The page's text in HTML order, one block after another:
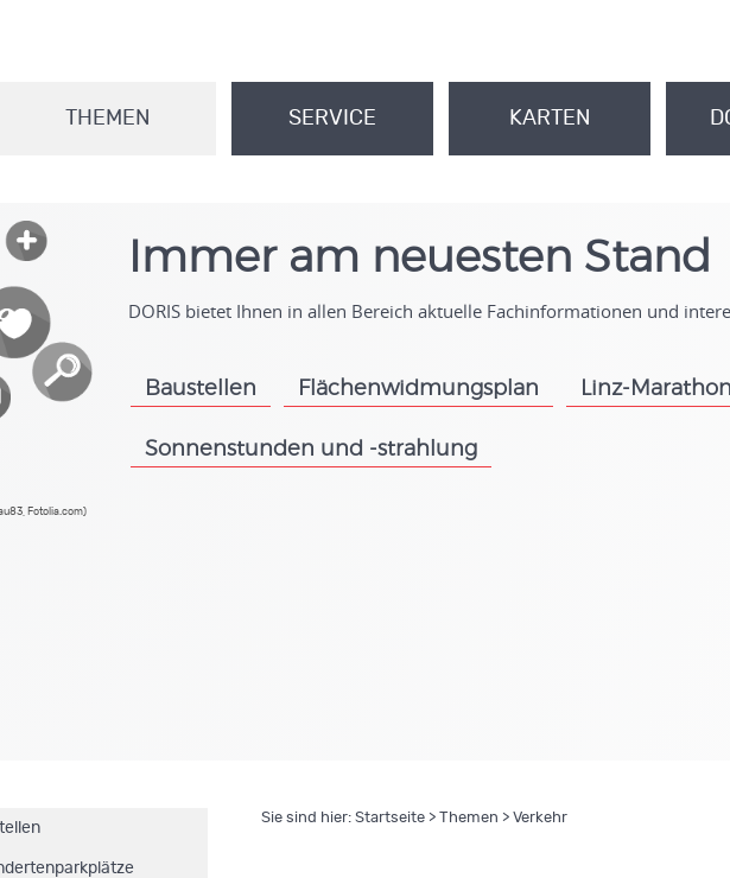
THEMEN SERVICE KARTEN
Fotolia.com)
Immer am neuesten Stand
DORIS bietet Ihnen in allen Bereich aktuelle Fachinformationen und
Baustellen Flächenwidmungsplan
.
Linz-Marathon
Sonnenstunden und -strahlung
Sie sind hier: Startseite> Themen > Verkehr